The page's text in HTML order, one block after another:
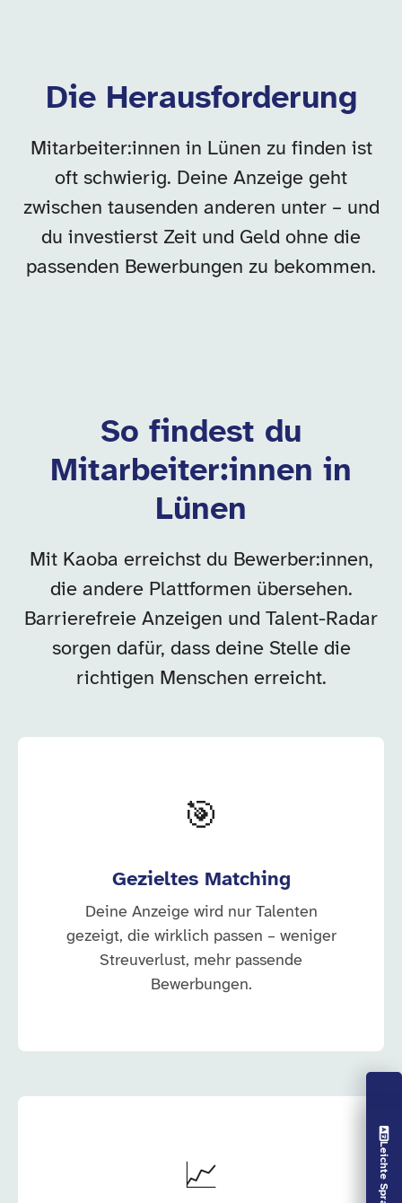
Vorlesen aus
Die Herausforderung
Mitarbeiter:innen in Lünen zu finden ist
oft schwierig. Deine Anzeige geht
zwischen tausenden anderen unter – und
du investierst Zeit und Geld ohne die
passenden Bewerbungen zu bekommen.
So findest du
Mitarbeiter:innen in
Lünen
Mit Kaoba erreichst du Bewerber:innen,
die andere Plattformen übersehen.
Barrierefreie Anzeigen und Talent-Radar
sorgen dafür, dass deine Stelle die
richtigen Menschen erreicht.
🎯
Gezieltes Matching
Deine Anzeige wird nur Talenten
gezeigt, die wirklich passen – weniger
Streuverlust, mehr passende
Bewerbungen.
📈